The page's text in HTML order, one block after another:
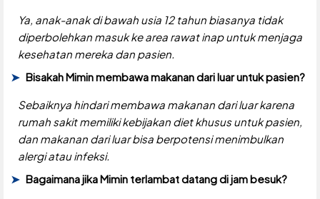
Ya, anak-anak di bawah usia 12 tahun biasanya tidak
diperbolehkan masuk ke area rawat inap untuk menjaga
kesehatan mereka dan pasien.
Bisakah Mimin membawa makanan dari luar untuk pasien?
Sebaiknya hindari membawa makanan dari luar karena
rumah sakit memiliki kebijakan diet khusus untuk pasien,
dan makanan dari luar bisa berpotensi menimbulkan
alergi atau infeksi.
Bagaimana jika Mimin terlambat datang di jam besuk?